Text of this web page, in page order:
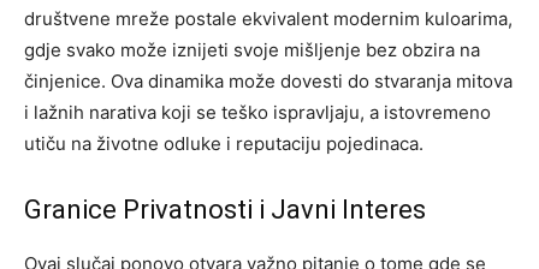
društvene mreže postale ekvivalent modernim kuloarima,
gdje svako može iznijeti svoje mišljenje bez obzira na
činjenice. Ova dinamika može dovesti do stvaranja mitova
i lažnih narativa koji se teško ispravljaju, a istovremeno
utiču na životne odluke i reputaciju pojedinaca.
Granice Privatnosti i Javni Interes
Ovaj slučaj ponovo otvara važno pitanje o tome gde se